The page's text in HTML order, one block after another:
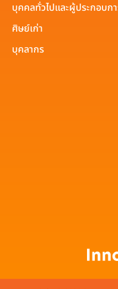
บุคคลทั่วไปและผู้ประกอบก
ศิษย์เก่า
บุคลากร